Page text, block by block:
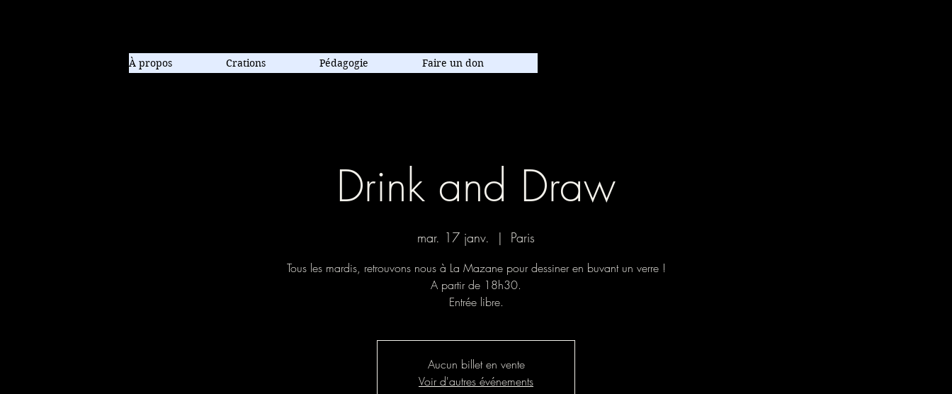
À propos Crations Pédagogie Faire un don
Drink and Draw
mar. 17 janv.
  |
Paris
Tous les mardis, retrouvons nous à La Mazane pour dessiner en buvant un verre !
A partir de 18h30.
Entrée libre.
Aucun billet en vente
Voir d'autres événements